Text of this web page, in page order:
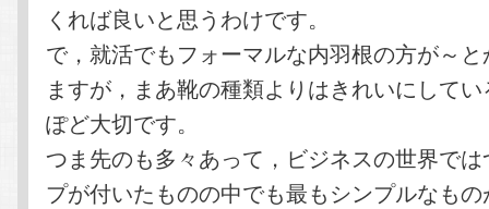
くれば良いと思うわけです。
で，就活でもフォーマルな内羽根の方が～
ますが，まあ靴の種類よりはきれいにして
ぽど大切です。
つま先のも多々あって，ビジネスの世界で
プが付いたものの中でも最もシンプルなも